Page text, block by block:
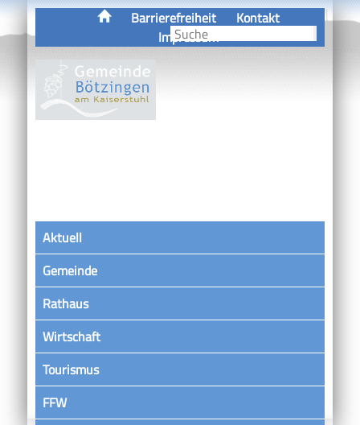
Barrierefreiheit
Kontakt
Impressum
Aktuell
Gemeinde
Rathaus
Wirtschaft
Tourismus
FFW